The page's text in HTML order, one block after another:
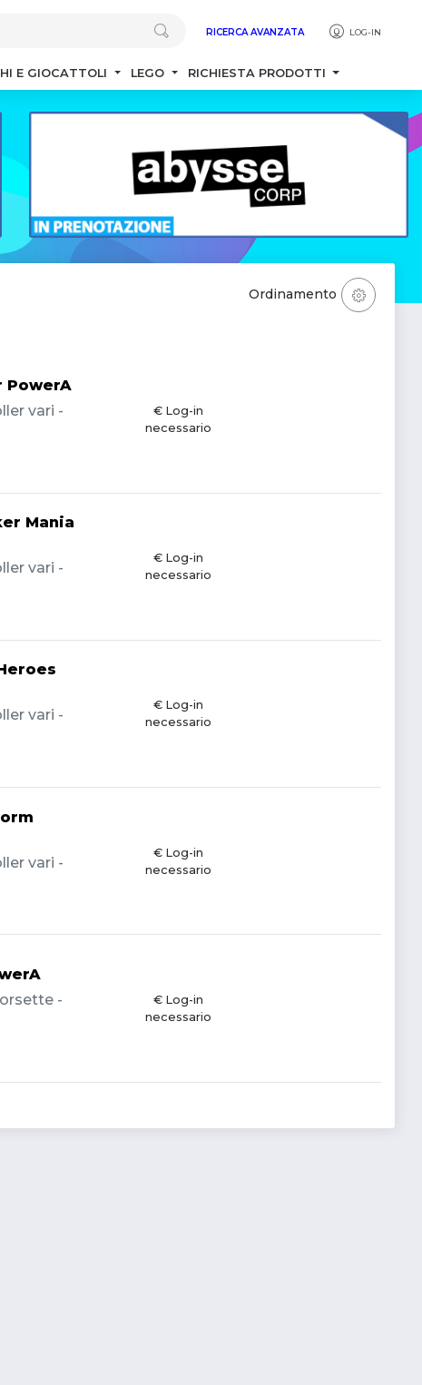
RICERCA AVANZATA LOG-IN
E GIOCATTOLI LEGO RICHIESTA PRODOTTI
Ordinamento
PowerA
vari -
€ Log-in
necessario
Mania
vari -
€ Log-in
necessario
vari -
€ Log-in
necessario
vari -
€ Log-in
necessario
-
€ Log-in
necessario